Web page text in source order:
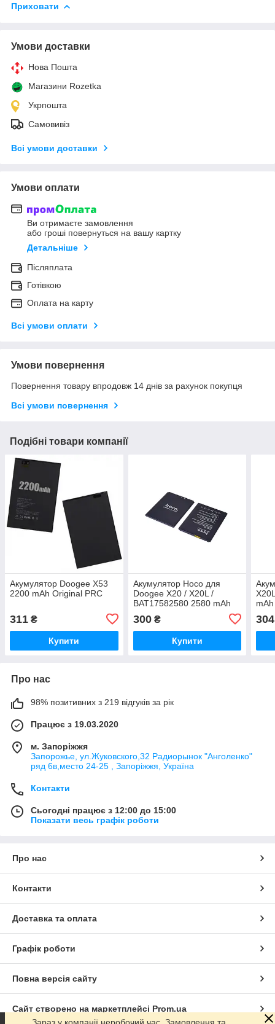
Приховати
Умови доставки
Нова Пошта
Магазини Rozetka
Укрпошта
Самовивіз
Всі умови доставки
Умови оплати
Ви отримаєте замовлення
або гроші повернуться на вашу картку
Детальніше
Післяплата
Готівкою
Оплата на карту
Всі умови оплати
Умови повернення
Повернення товару впродовж 14 днів за рахунок покупця
Всі умови повернення
Подібні товари компанії
Акумулятор Doogee X53
2200 mAh Original PRC
311 ₴
Купити
Акумулятор Hoco для
Doogee X20 / X20L /
BAT17582580 2580 mAh
300₴
Купити
304
Про нас
98% позитивних з 219 відгуків за рік
Працює з 19.03.2020
м. Запоріжжя
Запорожье, ул.Жуковского,32 Радиорынок "Анголенко"
ряд 6в,место 24-25 , Запоріжжя, Україна
Контакти
Сьогодні працює з 12:00 до 15:00
Показати весь графік роботи
Про нас
Контакти
Доставка та оплата
Графік роботи
Повна версія сайту
Сайт створено на маркетплейсі Prom.ua